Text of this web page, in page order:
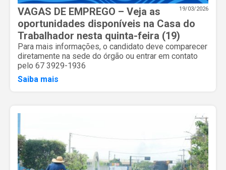
19/03/2026
VAGAS DE EMPREGO – Veja as
oportunidades disponíveis na Casa do
Trabalhador nesta quinta-feira (19)
Para mais informações, o candidato deve comparecer
diretamente na sede do órgão ou entrar em contato
pelo 67 3929-1936
Saiba mais